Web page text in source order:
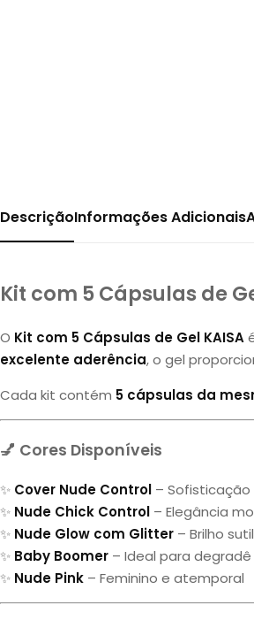
DescriçãoInformações Adicionais
Kit com 5 Cápsulas de
O Kit com 5 Cápsulas de Gel KAISA
excelente aderência, o gel
Cada kit contém 5 cápsulas da
💅 Cores Disponíveis
✨ Cover Nude Control – Sofisticação
✨ Nude Chick Control – Elegância
✨ Nude Glow com Glitter – Brilho
✨ Baby Boomer – Ideal para
✨ Nude Pink – Feminino e atemporal